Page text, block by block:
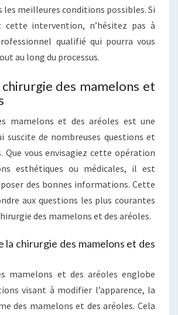
les meilleures conditions possibles. Si
cette intervention, n’hésitez pas à
qualifié qui pourra vous
au long du processus.
chirurgie des mamelons et
mamelons et des aréoles est une
suscite de nombreuses questions et
Que vous envisagiez cette opération
esthétiques ou médicales, il est
des bonnes informations. Cette
aux questions les plus courantes
des mamelons et des aréoles.
la chirurgie des mamelons et des
mamelons et des aréoles englobe
visant à modifier l’apparence, la
des mamelons et des aréoles. Cela